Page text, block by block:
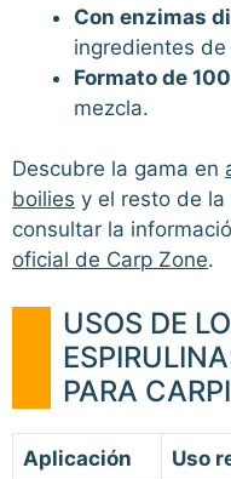
Con enzimas
ingredientes
Formato de
mezcla.
Descubre la gama en
boilies y el resto de la
consultar la
oficial de Carp Zone.
USOS DE
PARA
Aplicación Uso